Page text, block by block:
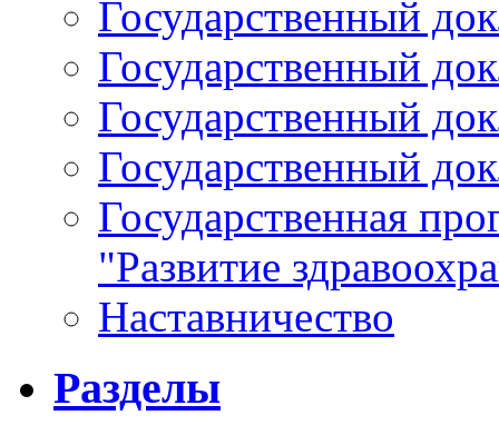
Государственный
Государственный
Государственный
Государственный
Государственная
"Развитие
Наставничество
Разделы